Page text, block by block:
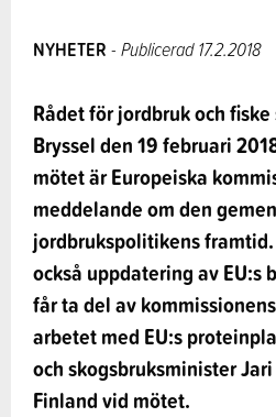
NYHETER - Publicerad 17.2.2018
Rådet för jordbruk och
Bryssel den 19 februari
mötet är Europeiska
meddelande om den
jordbrukspolitikens
också uppdatering av EU:s
får ta del av
arbetet med EU:s
och skogsbruksminister
Finland vid mötet.